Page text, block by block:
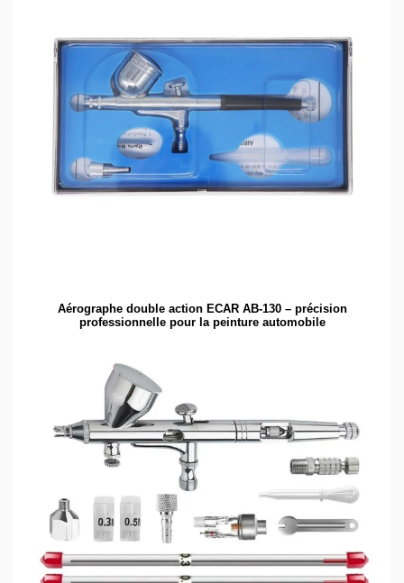
Aérographe double action ECAR AB-130 – précision
professionnelle pour la peinture automobile